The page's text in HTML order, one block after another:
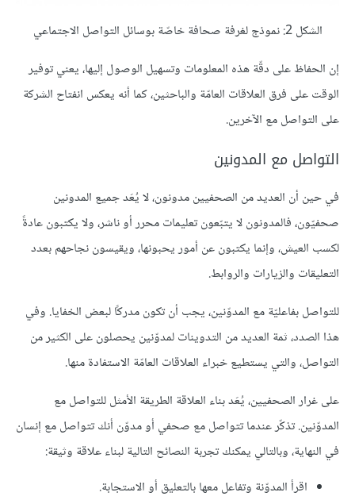
الشكل 2: نموذج لغرفة صحافة خاصّة بوسائل التواصل الاجتماعي
إن الحفاظ على دقّة هذه المعلومات وتسهيل الوصول إليها، يعني توفير
الوقت على فرق العلاقات العامّة والباحثين، كما أنه يعكس انفتاح الشركة
على التواصل مع الآخرين.
التواصل مع المدونين
في حين أن العديد من الصحفيين مدونون، لا يُعَد جميع المدونين
صحفيّون، فالمدونون لا يتبّعون تعليمات محرر أو ناشر، ولا يكتبون عادةً
لكسب العيش، وإنما يكتبون عن أمور يحبونها، ويقيسون نجاحهم بعدد
التعليقات والزيارات والروابط.
للتواصل بفاعليّة مع المدوّنين، يجب أن تكون مدركًا لبعض الخفايا. وفي
هذا الصدد، ثمة العديد من التدوينات لمدوّنين يحصلون على الكثير من
التواصل، والتي يستطيع خبراء العلاقات العامّة الاستفادة منها.
على غرار الصحفيين، يُعَد بناء العلاقة الطريقة الأمثل للتواصل مع
المدوّنين. تذكّر عندما تتواصل مع صحفي أو مدوّن أنك تتواصل مع إنسان
في النهاية، وبالتالي يمكنك تجربة النصائح التالية لبناء علاقة وثيقة:
اقرأ المدوّنة وتفاعل معها بالتعليق أو الاستجابة.